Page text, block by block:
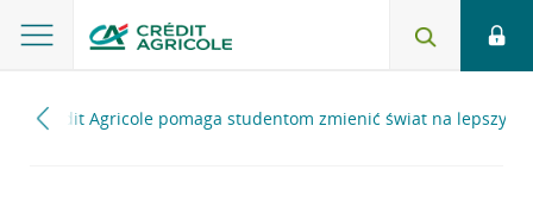
it - Credit Agricole pomaga studentom zmienić świat na lepszy